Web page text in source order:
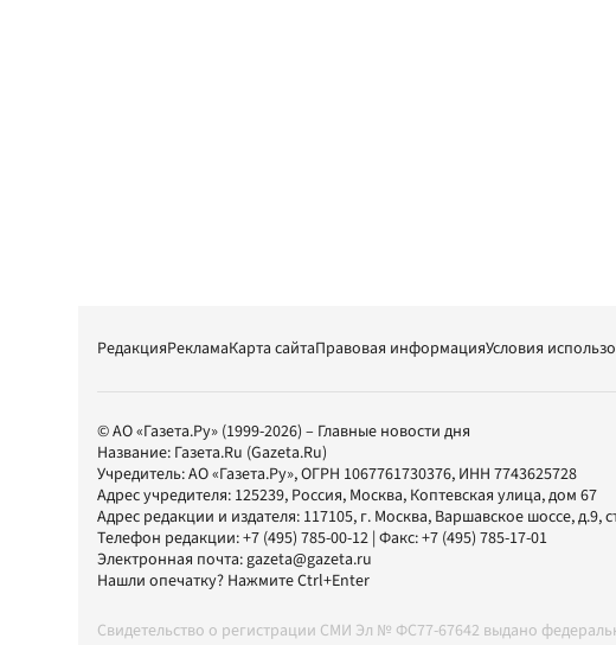
РедакцияРекламаКарта сайтаПравовая информацияУсловия
© АО «Газета.Ру» (1999-2026) – Главные новости дня
Название: Газета.Ru (Gazeta.Ru)
Учредитель:АО «Газета.Ру», ОГРН 1067761730376, ИНН 7743625728
Адрес учредителя: 125239, Россия, Москва, Коптевская улица, дом 67
Адрес редакции и издателя: 117105, г. Москва, Варшавское шоссе, д.9,
Телефон редакции:+7 (495) 785-00-12 | Факс:+7 (495) 785-17-01
Электронная почта:gazeta@gazeta.ru
Нашли опечатку? Нажмите Ctrl+Enter
Свидетельство о регистрации СМИ Эл № ФС77-67642 выдано